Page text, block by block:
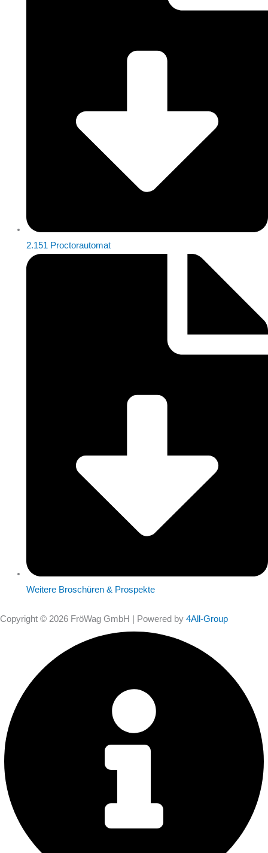
2.151 Proctorautomat
Weitere Broschüren & Prospekte
Copyright © 2026 FröWag GmbH | Powered by 4All-Group